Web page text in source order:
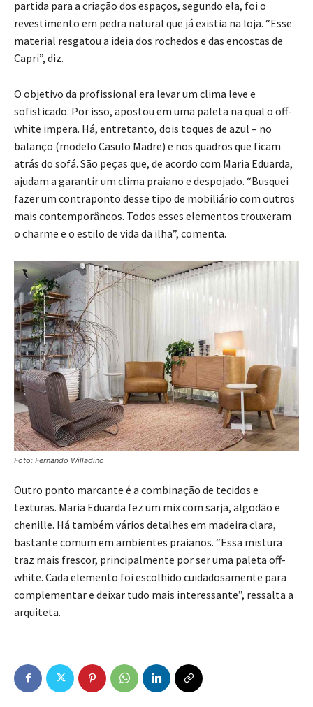
partida para a criação dos espaços, segundo ela, foi o
revestimento em pedra natural que já existia na loja. “Esse
material resgatou a ideia dos rochedos e das encostas de
Capri”, diz.
O objetivo da profissional era levar um clima leve e
sofisticado. Por isso, apostou em uma paleta na qual o off-
white impera. Há, entretanto, dois toques de azul – no
balanço (modelo Casulo Madre) e nos quadros que ficam
atrás do sofá. São peças que, de acordo com Maria Eduarda,
ajudam a garantir um clima praiano e despojado. “Busquei
fazer um contraponto desse tipo de mobiliário com outros
mais contemporâneos. Todos esses elementos trouxeram
o charme e o estilo de vida da ilha”, comenta.
Foto: Fernando Willadino
Outro ponto marcante é a combinação de tecidos e
texturas. Maria Eduarda fez um mix com sarja, algodão e
chenille. Há também vários detalhes em madeira clara,
bastante comum em ambientes praianos. “Essa mistura
traz mais frescor, principalmente por ser uma paleta off-
white. Cada elemento foi escolhido cuidadosamente para
complementar e deixar tudo mais interessante”, ressalta a
arquiteta.